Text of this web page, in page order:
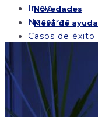
Novedades
Mesa de ayuda
Inicio
Nosotros
Casos de éxito
Soluciones
Novedades
Mesa de ayuda